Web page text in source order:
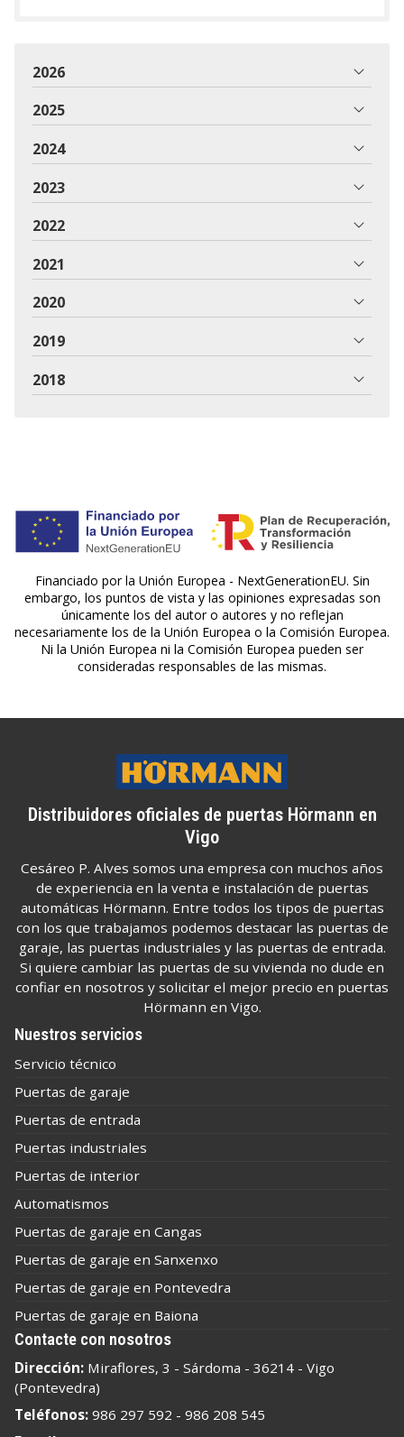
2026
2025
2024
2023
2022
2021
2020
2019
2018
Financiado por la Unión Europea - NextGenerationEU. Sin
embargo, los puntos de vista y las opiniones expresadas son
únicamente los del autor o autores y no reflejan
necesariamente los de la Unión Europea o la Comisión Europea.
Ni la Unión Europea ni la Comisión Europea pueden ser
consideradas responsables de las mismas.
Distribuidores oficiales de puertas Hörmann en
Vigo
Cesáreo P. Alves somos una empresa con muchos años
de experiencia en la venta e instalación de puertas
automáticas Hörmann. Entre todos los tipos de puertas
con los que trabajamos podemos destacar las puertas de
garaje, las puertas industriales y las puertas de entrada.
Si quiere cambiar las puertas de su vivienda no dude en
confiar en nosotros y solicitar el mejor precio en puertas
Hörmann en Vigo.
Nuestros servicios
Servicio técnico
Puertas de garaje
Puertas de entrada
Puertas industriales
Puertas de interior
Automatismos
Puertas de garaje en Cangas
Puertas de garaje en Sanxenxo
Puertas de garaje en Pontevedra
Puertas de garaje en Baiona
Contacte con nosotros
Dirección: Miraflores, 3 - Sárdoma - 36214 - Vigo
(Pontevedra)
Teléfonos: 986 297 592 - 986 208 545